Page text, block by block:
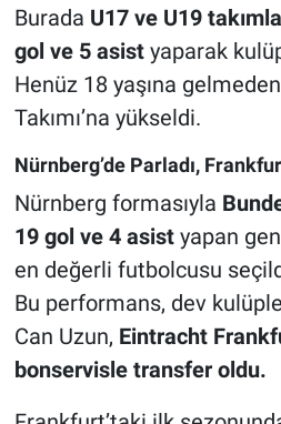
Burada U17 ve U19
gol ve 5 asistyaparak
Henüz 18 yaşına
Takımı’na yükseldi.
Nürnberg’de Parladı,
Nürnberg formasıyla
19 gol ve 4 asistyapan
en değerli futbolcusu
Bu performans, dev
Can Uzun, Eintracht
bonservisle transfer oldu.